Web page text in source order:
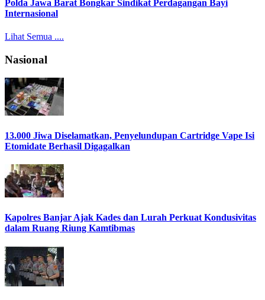
Polda Jawa Barat Bongkar Sindikat Perdagangan Bayi
Internasional
Lihat Semua ....
Nasional
13.000 Jiwa Diselamatkan, Penyelundupan Cartridge Vape Isi
Etomidate Berhasil Digagalkan
Kapolres Banjar Ajak Kades dan Lurah Perkuat Kondusivitas
dalam Ruang Riung Kamtibmas